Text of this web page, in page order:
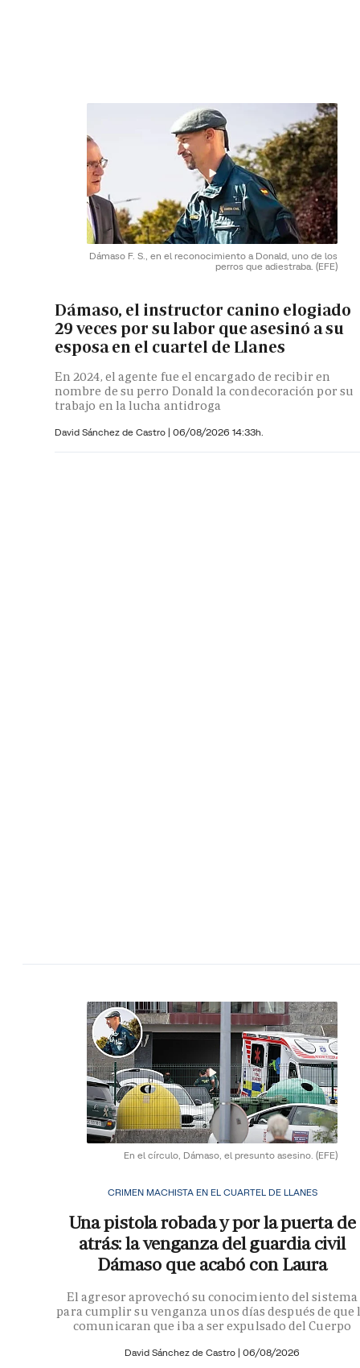
Dámaso F. S., en el reconocimiento a Donald, uno de los
perros que adiestraba. (EFE)
Dámaso, el instructor canino elogiado
29 veces por su labor que asesinó a su
esposa en el cuartel de Llanes
En 2024, el agente fue el encargado de recibir en
nombre de su perro Donald la condecoración por su
trabajo en la lucha antidroga
David Sánchez de Castro | 06/08/2026 14:33h.
En el círculo, Dámaso, el presunto asesino. (EFE)
CRIMEN MACHISTA EN EL CUARTEL DE LLANES
Una pistola robada y por la puerta de
atrás: la venganza del guardia civil
Dámaso que acabó con Laura
El agresor aprovechó su conocimiento del sistema
para cumplir su venganza unos días después de que
comunicaran que iba a ser expulsado del Cuerpo
David Sánchez de Castro | 06/08/2026